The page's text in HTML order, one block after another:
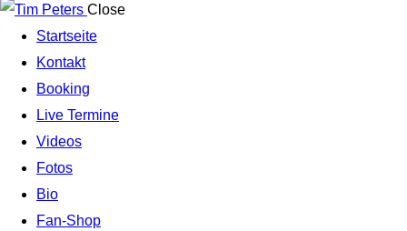
Close
Startseite
Kontakt
Booking
Live Termine
Videos
Fotos
Bio
Fan-Shop